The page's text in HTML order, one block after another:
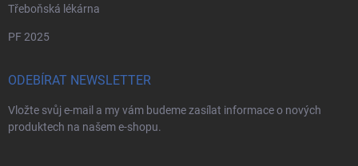
Třeboňská lékárna
PF 2025
ODEBÍRAT NEWSLETTER
Vložte svůj e-mail a my vám budeme zasílat informace o nových
produktech na našem e-shopu.